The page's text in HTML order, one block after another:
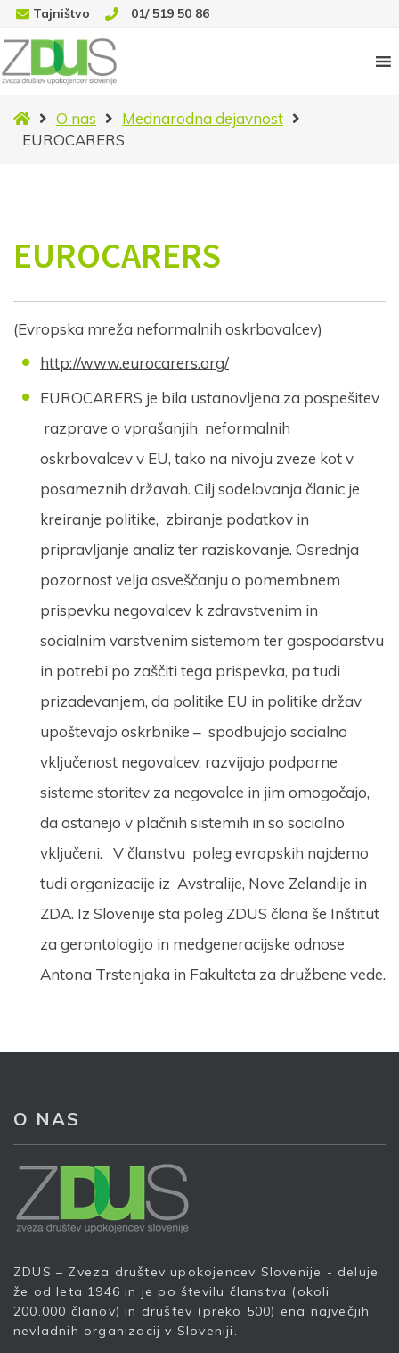
Tajništvo 01/ 519 50 86
NoviceO nas
Mednarodna dejavnost
EUROCARERS
EUROCARERS
(Evropska mreža neformalnih oskrbovalcev)
http://www.eurocarers.org/
EUROCARERS je bila ustanovljena za pospešitev
razprave o vprašanjih neformalnih
oskrbovalcev v EU, tako na nivoju zveze kot v
posameznih državah. Cilj sodelovanja članic je
kreiranje politike, zbiranje podatkov in
pripravljanje analiz ter raziskovanje. Osrednja
pozornost velja osveščanju o pomembnem
prispevku negovalcev k zdravstvenim in
socialnim varstvenim sistemom ter gospodarstvu
in potrebi po zaščiti tega prispevka, pa tudi
prizadevanjem, da politike EU in politike držav
upoštevajo oskrbnike – spodbujajo socialno
vključenost negovalcev, razvijajo podporne
sisteme storitev za negovalce in jim omogočajo,
da ostanejo v plačnih sistemih in so socialno
vključeni. V članstvu poleg evropskih najdemo
tudi organizacije iz Avstralije, Nove Zelandije in
ZDA. Iz Slovenije sta poleg ZDUS člana še Inštitut
za gerontologijo in medgeneracijske odnose
Antona Trstenjaka in Fakulteta za družbene vede.
O NAS
ZDUS – Zveza društev upokojencev Slovenije - deluje
že od leta 1946 in je po številu članstva (okoli
200.000 članov) in društev (preko 500) ena največjih
nevladnih organizacij v Sloveniji.
Prijava na e-novice
Prijava